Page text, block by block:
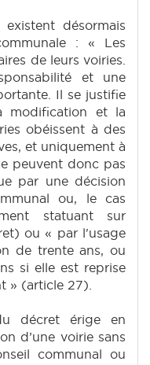
désormais
: « Les
de leurs voiries.
et une
Il se justifie
modification et la
obéissent à des
et uniquement à
peuvent donc pas
par une décision
ou, le cas
statuant sur
ou « par l'usage
de trente ans, ou
si elle est reprise
» (article 27).
décret érige en
d’une voirie sans
communal ou